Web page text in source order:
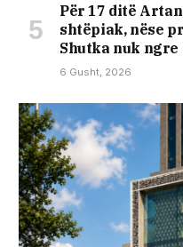
Për 17 ditë
shtëpiak, nëse
Shutka nuk
6 Gusht, 2026